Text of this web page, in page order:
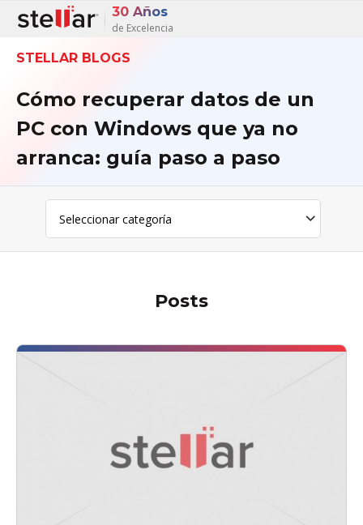
30 Años
de Excelencia
STELLAR BLOGS
Cómo recuperar datos de un
PC con Windows que ya no
arranca: guía paso a paso
Posts